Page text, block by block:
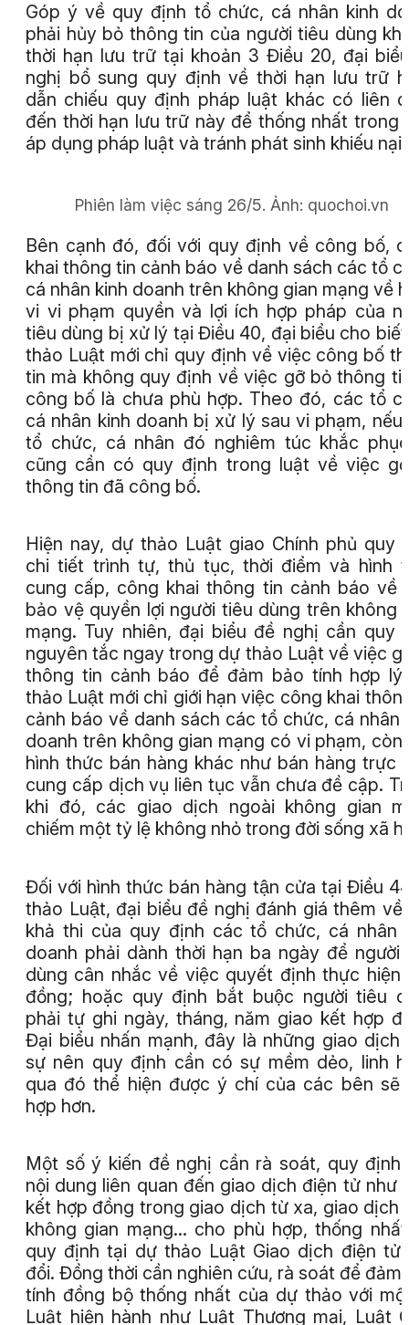
Góp ý về quy định tổ chức, cá nhân kinh
phải hủy bỏ thông tin của người tiêu dùng
thời hạn lưu trữ tại khoản 3 Điều 20, đại
nghị bổ sung quy định về thời hạn lưu trữ
dẫn chiếu quy định pháp luật khác có liên
đến thời hạn lưu trữ này để thống nhất trong
áp dụng pháp luật và tránh phát sinh khiếu nại.
Phiên làm việc sáng 26/5. Ảnh: quochoi.vn
Bên cạnh đó, đối với quy định về công bố,
khai thông tin cảnh báo về danh sách các tổ
cá nhân kinh doanh trên không gian mạng về
vi vi phạm quyền và lợi ích hợp pháp của
tiêu dùng bị xử lý tại Điều 40, đại biểu cho
thảo Luật mới chỉ quy định về việc công bố
tin mà không quy định về việc gỡ bỏ thông
công bố là chưa phù hợp. Theo đó, các tổ
cá nhân kinh doanh bị xử lý sau vi phạm, nếu
tổ chức, cá nhân đó nghiêm túc khắc
cũng cần có quy định trong luật về việc
thông tin đã công bố.
Hiện nay, dự thảo Luật giao Chính phủ quy
chi tiết trình tự, thủ tục, thời điểm và hình
cung cấp, công khai thông tin cảnh báo về
bảo vệ quyền lợi người tiêu dùng trên không
mạng. Tuy nhiên, đại biểu đề nghị cần quy
nguyên tắc ngay trong dự thảo Luật về việc
thông tin cảnh báo để đảm bảo tính hợp
thảo Luật mới chỉ giới hạn việc công khai
cảnh báo về danh sách các tổ chức, cá nhân
doanh trên không gian mạng có vi phạm, còn
hình thức bán hàng khác như bán hàng trực
cung cấp dịch vụ liên tục vẫn chưa đề cập.
khi đó, các giao dịch ngoài không gian
chiếm một tỷ lệ không nhỏ trong đời sống xã
Đối với hình thức bán hàng tận cửa tại Điều
thảo Luật, đại biểu đề nghị đánh giá thêm về
khả thi của quy định các tổ chức, cá nhân
doanh phải dành thời hạn ba ngày để người
dùng cân nhắc về việc quyết định thực hiện
đồng; hoặc quy định bắt buộc người tiêu
phải tự ghi ngày, tháng, năm giao kết hợp
Đại biểu nhấn mạnh, đây là những giao dịch
sự nên quy định cần có sự mềm dẻo, linh
qua đó thể hiện được ý chí của các bên sẽ
hợp hơn.
Một số ý kiến đề nghị cần rà soát, quy định
nội dung liên quan đến giao dịch điện tử như
kết hợp đồng trong giao dịch từ xa, giao dịch
không gian mạng... cho phù hợp, thống
quy định tại dự thảo Luật Giao dịch điện tử
đổi. Đồng thời cần nghiên cứu, rà soát để đảm
tính đồng bộ thống nhất của dự thảo với
Luật hiện hành như Luật Thương mại, Luật